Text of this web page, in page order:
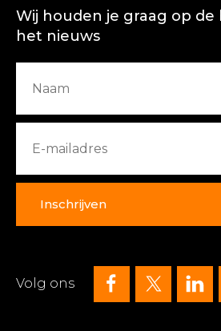
Wij houden je graag op de
het nieuws
Inschrijven
Volg ons